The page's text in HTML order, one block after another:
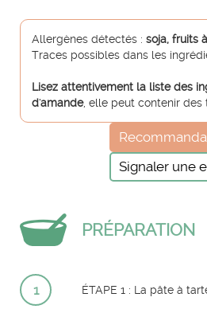
Allergènes détectés : soja, fruits
Traces possibles dans les
Lisez attentivement la liste des
d'amande, elle peut contenir des
Signaler une
PRÉPARATION
1 ÉTAPE 1 : La pâte à